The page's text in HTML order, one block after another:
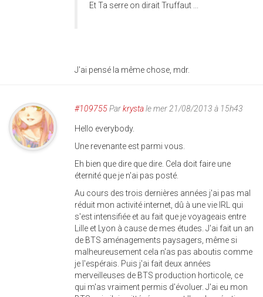
Et Ta serre on dirait Truffaut ...
J'ai pensé la même chose, mdr.
#109755Parkrystale mer 21/08/2013 à 15h43
Hello everybody.
Une revenante est parmi vous.
Eh bien que dire que dire. Cela doit faire une
éternité que je n'ai pas posté.
Au cours des trois dernières années j'ai pas mal
réduit mon activité internet, dû à une vie IRL qui
s'est intensifiée et au fait que je voyageais entre
Lille et Lyon à cause de mes études. J'ai fait un an
de BTS aménagements paysagers, même si
malheureusement cela n'as pas aboutis comme
je l'espérais. Puis j'ai fait deux années
merveilleuses de BTS production horticole, ce
qui m'as vraiment permis d'évoluer. J'ai eu mon